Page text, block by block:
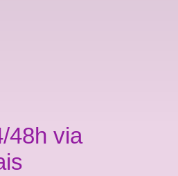
48h via